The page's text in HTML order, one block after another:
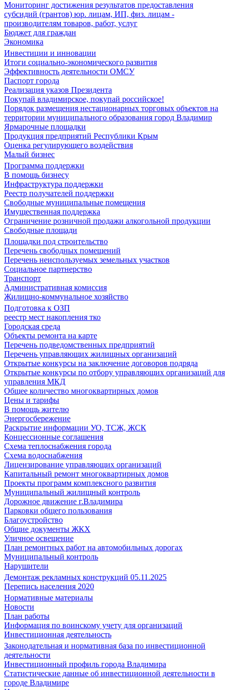
Мониторинг достижения результатов предоставления
субсидий (грантов) юр. лицам, ИП, физ. лицам -
производителям товаров, работ, услуг
Бюджет для граждан
Экономика
Инвестиции и инновации
Итоги социально-экономического развития
Эффективность деятельности ОМСУ
Паспорт города
Реализация указов Президента
Покупай владимирское, покупай российское!
Порядок размещения нестационарных торговых объектов на
территории муниципального образования город Владимир
Ярмарочные площадки
Продукция предприятий Республики Крым
Оценка регулирующего воздействия
Малый бизнес
Программа поддержки
В помощь бизнесу
Инфраструктура поддержки
Реестр получателей поддержки
Свободные муниципальные помещения
Имущественная поддержка
Ограничение розничной продажи алкогольной продукции
Свободные площади
Площадки под строительство
Перечень свободных помещений
Перечень неиспользуемых земельных участков
Социальное партнерство
Транспорт
Административная комиссия
Жилищно-коммунальное хозяйство
Подготовка к ОЗП
реестр мест накопления тко
Городская среда
Объекты ремонта на карте
Перечень подведомственных предприятий
Перечень управляющих жилищных организаций
Открытые конкурсы на заключение договоров подряда
Открытые конкурсы по отбору управляющих организаций для
управления МКД
Общее количество многоквартирных домов
Цены и тарифы
В помощь жителю
Энергосбережение
Раскрытие информации УО, ТСЖ, ЖСК
Концессионные соглашения
Схема теплоснабжения города
Схема водоснабжения
Лицензирование управляющих организаций
Капитальный ремонт многоквартирных домов
Проекты программ комплексного развития
Муниципальный жилищный контроль
Дорожное движение г.Владимира
Парковки общего пользования
Благоустройство
Общие документы ЖКХ
Уличное освещение
План ремонтных работ на автомобильных дорогах
Муниципальный контроль
Нарушители
Демонтаж рекламных конструкций 05.11.2025
Перепись населения 2020
Нормативные материалы
Новости
План работы
Информация по воинскому учету для организаций
Инвестиционная деятельность
Законодательная и нормативная база по инвестиционной
деятельности
Инвестиционный профиль города Владимира
Статистические данные об инвестиционной деятельности в
городе Владимире